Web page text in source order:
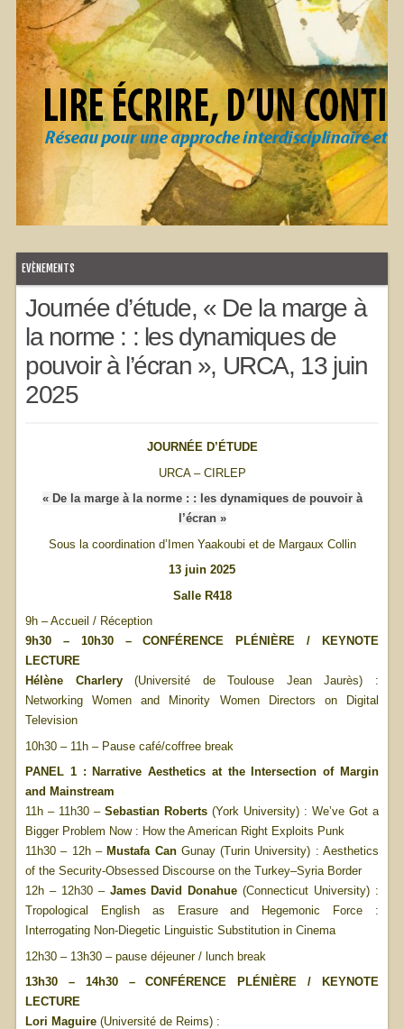
EVÈNEMENTS
Journée d’étude, « De la marge à
la norme : : les dynamiques de
pouvoir à l’écran », URCA, 13 juin
2025
JOURNÉE D’ÉTUDE
URCA – CIRLEP
« De la marge à la norme : : les dynamiques de pouvoir à
l’écran »
Sous la coordination d’Imen Yaakoubi et de Margaux Collin
13 juin 2025
Salle R418
9h – Accueil / Réception
9h30 – 10h30 – CONFÉRENCE PLÉNIÈRE / KEYNOTE
LECTURE
Hélène Charlery(Université de Toulouse Jean Jaurès) :
Networking Women and Minority Women Directors on Digital
Television
10h30 – 11h – Pause café/coffree break
PANEL 1 : Narrative Aesthetics at the Intersection of Margin
and Mainstream
11h – 11h30 – Sebastian Roberts (York University) : We’ve Got a
Bigger Problem Now : How the American Right Exploits Punk
11h30 – 12h – Mustafa CanGunay (Turin University) : Aesthetics
of the Security-Obsessed Discourse on the Turkey–Syria Border
12h – 12h30 – James David Donahue (Connecticut University) :
Tropological English as Erasure and Hegemonic Force :
Interrogating Non-Diegetic Linguistic Substitution in Cinema
12h30 – 13h30 – pause déjeuner / lunch break
13h30 – 14h30 – CONFÉRENCE PLÉNIÈRE / KEYNOTE
LECTURE
Lori Maguire(Université de Reims) :